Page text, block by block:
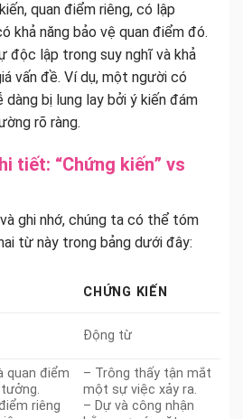
quan điểm riêng, có lập
khả năng bảo vệ quan điểm đó.
độc lập trong suy nghĩ và khả
vấn đề. Ví dụ, một người có
dàng bị lung lay bởi ý kiến đám
rõ ràng.
tiết: “Chứng kiến” vs
ghi nhớ, chúng ta có thể tóm
từ này trong bảng dưới đây:
CHỨNG KIẾN
Động từ
quan điểm
riêng
– Trông thấy tận mắt
một sự việc xảy ra.
– Dự và công nhận